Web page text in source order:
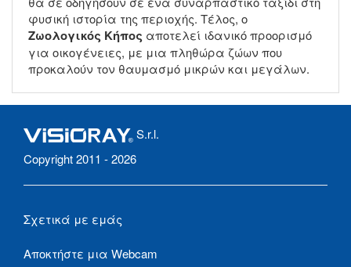
φυσική ιστορία της περιοχής. Τέλος, ο
Ζωολογικός Κήπος αποτελεί ιδανικό προορισμό
για οικογένειες, με μια πληθώρα ζώων που
προκαλούν τον θαυμασμό μικρών και μεγάλων.
S.r.l.
Copyright 2011 - 2026
Σχετικά με εμάς
Αποκτήστε μια Webcam